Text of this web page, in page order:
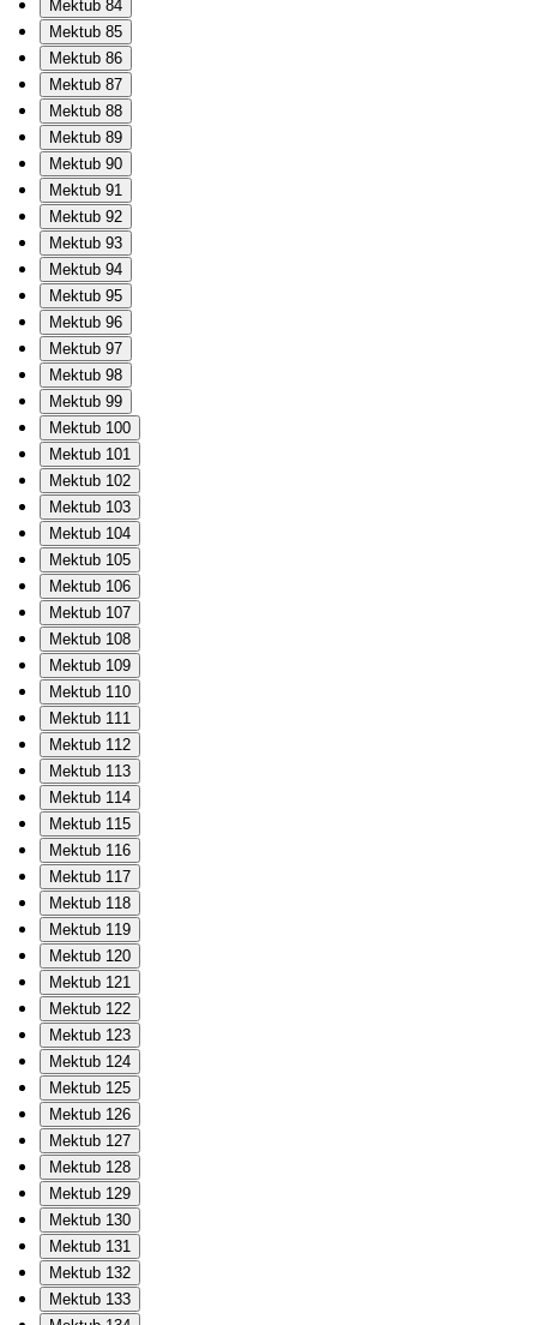
Mektub 84
Mektub 85
Mektub 86
Mektub 87
Mektub 88
Mektub 89
Mektub 90
Mektub 91
Mektub 92
Mektub 93
Mektub 94
Mektub 95
Mektub 96
Mektub 97
Mektub 98
Mektub 99
Mektub 100
Mektub 101
Mektub 102
Mektub 103
Mektub 104
Mektub 105
Mektub 106
Mektub 107
Mektub 108
Mektub 109
Mektub 110
Mektub 111
Mektub 112
Mektub 113
Mektub 114
Mektub 115
Mektub 116
Mektub 117
Mektub 118
Mektub 119
Mektub 120
Mektub 121
Mektub 122
Mektub 123
Mektub 124
Mektub 125
Mektub 126
Mektub 127
Mektub 128
Mektub 129
Mektub 130
Mektub 131
Mektub 132
Mektub 133